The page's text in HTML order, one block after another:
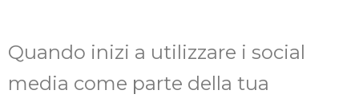
Quando inizi a utilizzare i social
media come parte della tua